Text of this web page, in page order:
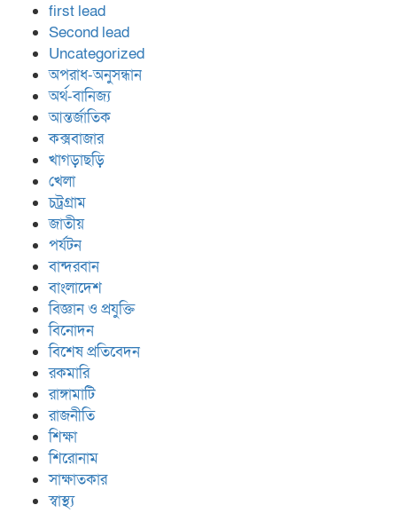
first lead
Second lead
Uncategorized
অপরাধ-অনুসন্ধান
অর্থ-বানিজ্য
আন্তর্জাতিক
কক্সবাজার
খাগড়াছড়ি
খেলা
চট্রগ্রাম
জাতীয়
পর্যটন
বান্দরবান
বাংলাদেশ
বিজ্ঞান ও প্রযুক্তি
বিনোদন
বিশেষ প্রতিবেদন
রকমারি
রাঙ্গামাটি
রাজনীতি
শিক্ষা
শিরোনাম
সাক্ষাতকার
স্বাস্থ্য